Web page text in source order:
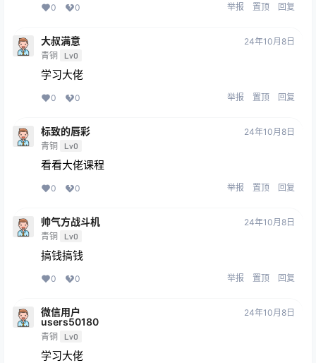
0 0 举报 置顶 回复
大叔满意
青铜 Lv0
24年10月8日
学习大佬
0 0 举报 置顶 回复
标致的唇彩
青铜 Lv0
24年10月8日
看看大佬课程
0 0 举报 置顶 回复
帅气方战斗机
青铜 Lv0
24年10月8日
搞钱搞钱
0 0 举报 置顶 回复
微信用户
users50180
青铜 Lv0
24年10月8日
学习大佬